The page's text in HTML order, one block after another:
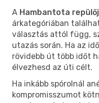
A Hambantota
árkategóriában
választás attól függ,
utazás során. Ha az
rövidebb út több időt
élvezhesd az úti célt.
Ha inkább spórolnál
kompromisszumot